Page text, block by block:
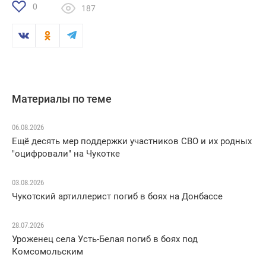
0 187
Материалы по теме
06.08.2026
Ещё десять мер поддержки участников СВО и их родных
"оцифровали" на Чукотке
03.08.2026
Чукотский артиллерист погиб в боях на Донбассе
28.07.2026
Уроженец села Усть-Белая погиб в боях под
Комсомольским